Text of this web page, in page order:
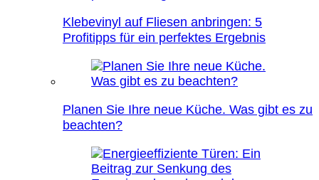
Klebevinyl auf Fliesen anbringen: 5
Profitipps für ein perfektes Ergebnis
Planen Sie Ihre neue Küche. Was gibt es zu
beachten?